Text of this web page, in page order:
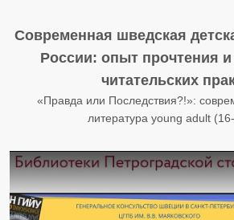
Современная шведская
России: опыт прочтения
читательских
«Правда или Последствия?!»:
литература young adult